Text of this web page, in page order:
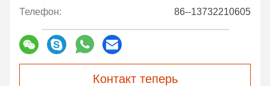
Телефон: 86--13732210605
Контакт теперь